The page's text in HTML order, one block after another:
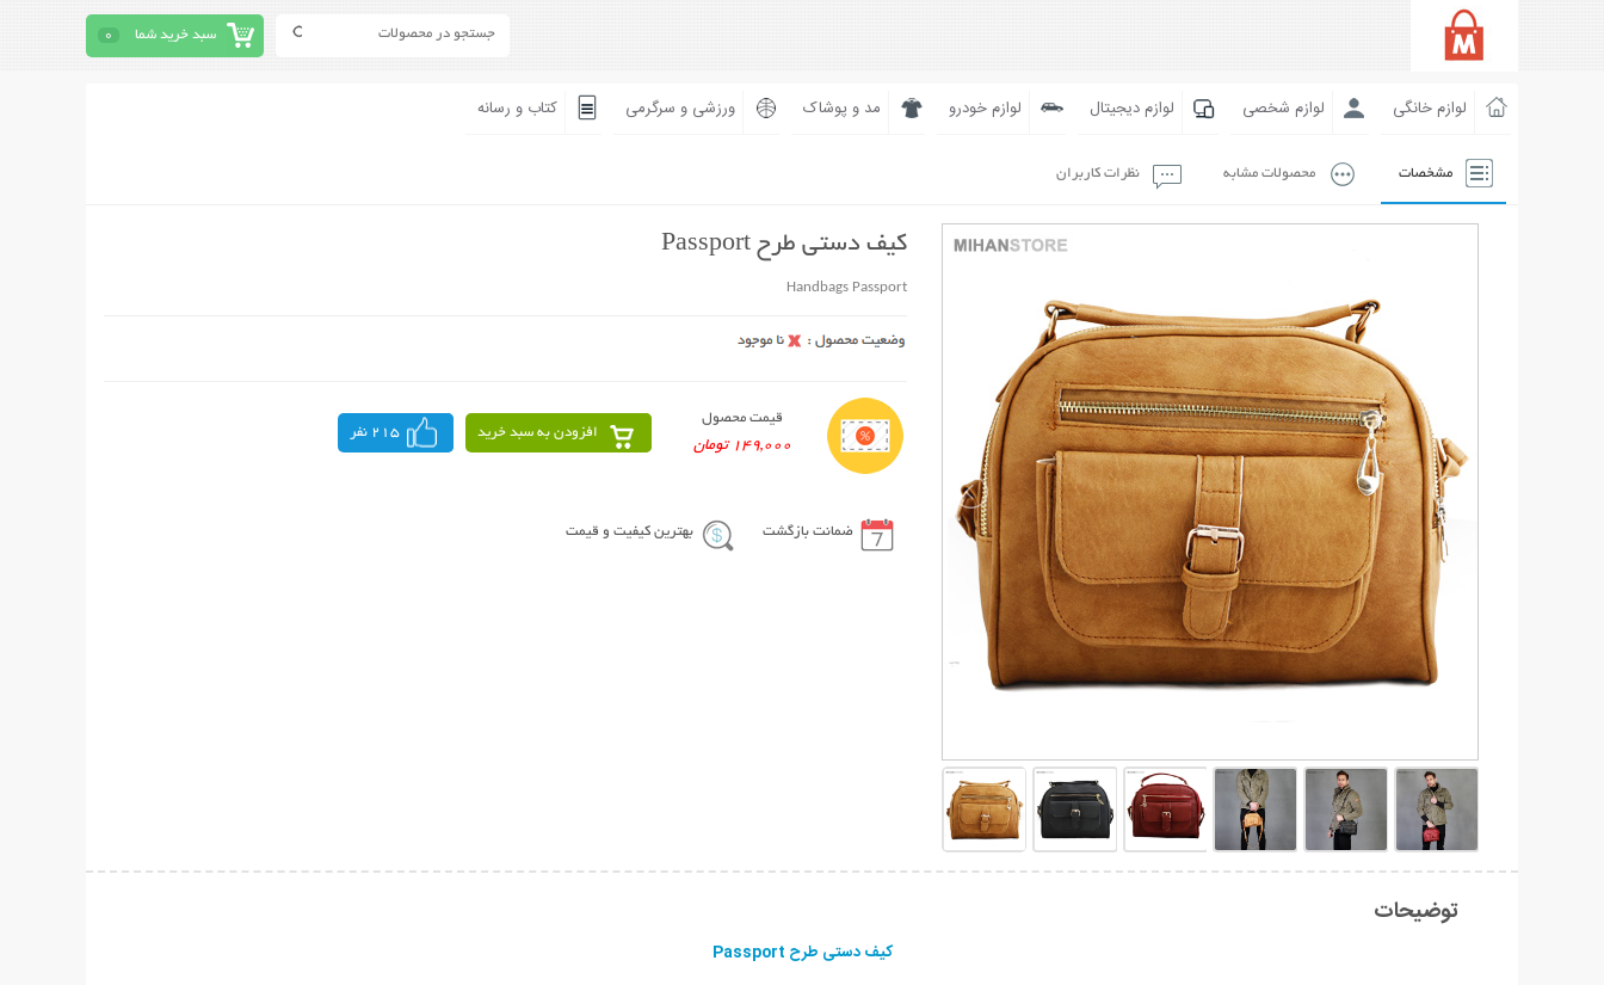
سبد خرید شما 0
لوازم خانگی لوازم شخصی لوازم دیجیتال لوازم خودرو مد و پوشاک ورزشی و سرگرمی کتاب و رسانه
مشخصات محصولات مشابه نظرات کاربران
کیف دستی طرح Passport
Handbags Passport
قیمت محصول
149,000 تومان
افزودن به سبد خرید 215 نفر
ضمانت بازگشت بهترین کیفیت و قیمت
توضیحات
کیف دستی طرح Passport